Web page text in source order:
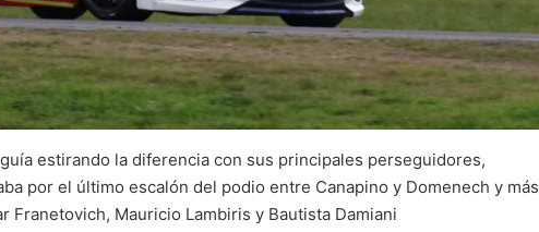
estirando la diferencia con sus principales perseguidores,
por el último escalón del podio entre Canapino y Domenech y más
Franetovich, Mauricio Lambiris y Bautista Damiani